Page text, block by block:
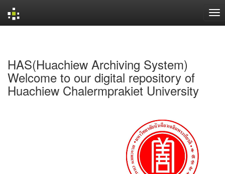
HAS(Huachiew Archiving System)
Welcome to our digital repository of
Huachiew Chalermprakiet University